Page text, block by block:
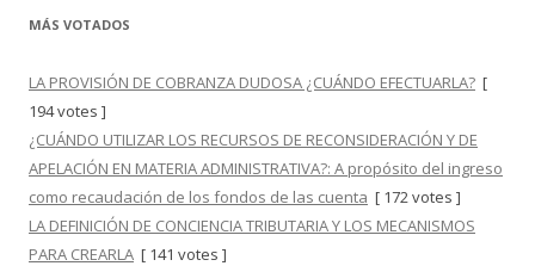
MÁS VOTADOS
LA PROVISIÓN DE COBRANZA DUDOSA ¿CUÁNDO EFECTUARLA? [
194 votes ]
¿CUÁNDO UTILIZAR LOS RECURSOS DE RECONSIDERACIÓN Y DE
APELACIÓN EN MATERIA ADMINISTRATIVA?: A propósito del ingreso
como recaudación de los fondos de las cuenta [ 172 votes ]
LA DEFINICIÓN DE CONCIENCIA TRIBUTARIA Y LOS MECANISMOS
PARA CREARLA [ 141 votes ]